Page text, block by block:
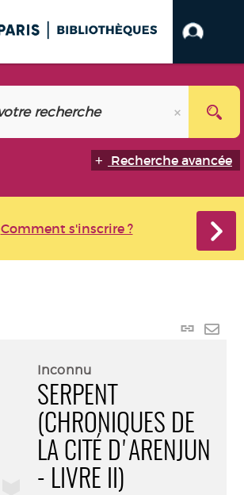
Recherche avancée
Comment s'inscrire ?
Lien
Inconnu
SERPENT
(CHRONIQUES DE
LA CITÉ D'ARENJUN
- LIVRE II)